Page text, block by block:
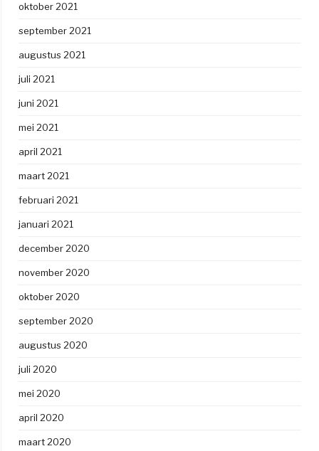
oktober 2021
september 2021
augustus 2021
juli 2021
juni 2021
mei 2021
april 2021
maart 2021
februari 2021
januari 2021
december 2020
november 2020
oktober 2020
september 2020
augustus 2020
juli 2020
mei 2020
april 2020
maart 2020